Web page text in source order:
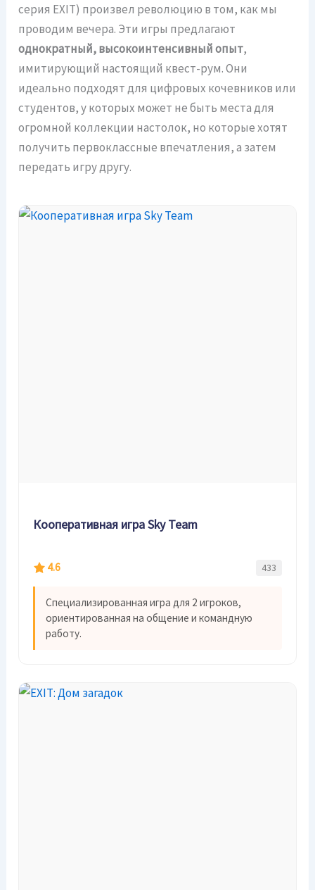
серия EXIT) произвел революцию в том, как мы
проводим вечера. Эти игры предлагают
однократный, высокоинтенсивный опыт,
имитирующий настоящий квест-рум. Они
идеально подходят для цифровых кочевников или
студентов, у которых может не быть места для
огромной коллекции настолок, но которые хотят
получить первоклассные впечатления, а затем
передать игру другу.
Кооперативная игра Sky Team
4.6 433
Специализированная игра для 2 игроков,
ориентированная на общение и командную
работу.